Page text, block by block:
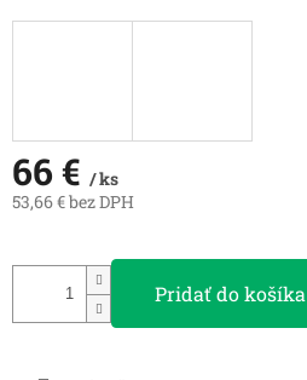
66 € / ks
53,66 € bez DPH
Pridať do košíka